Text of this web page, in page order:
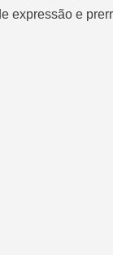
expressão e